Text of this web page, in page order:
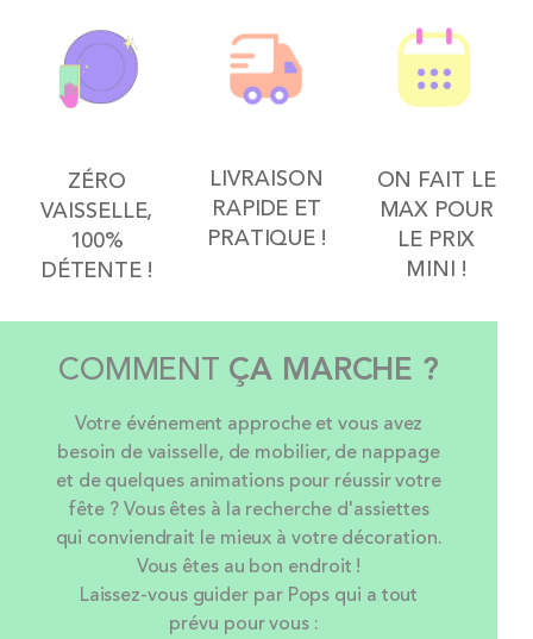
ZÉRO
VAISSELLE,
100%
DÉTENTE !
LIVRAISON
RAPIDE ET
PRATIQUE !
ON FAIT LE
MAX POUR
LE PRIX
MINI !
COMMENT ÇA MARCHE ?
Votre événement approche et vous avez
besoin de vaisselle, de mobilier, de nappage
et de quelques animations pour réussir votre
fête ? Vous êtes à la recherche d'assiettes
qui conviendrait le mieux à votre décoration.
Vous êtes au bon endroit !
Laissez-vous guider par Pops qui a tout
prévu pour vous :